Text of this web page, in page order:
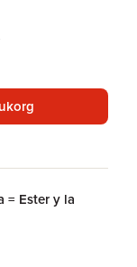
= Ester y la